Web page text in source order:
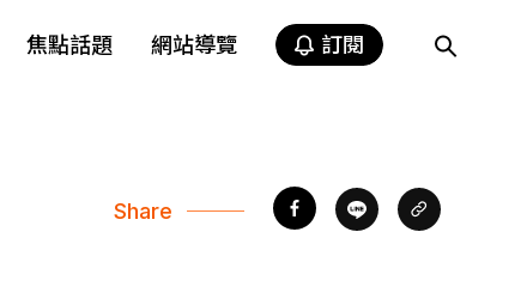
焦點話題 網站導覽 訂閱
Share